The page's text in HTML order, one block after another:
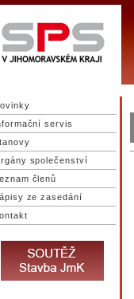
servis
společenství
členů
ze zasedání